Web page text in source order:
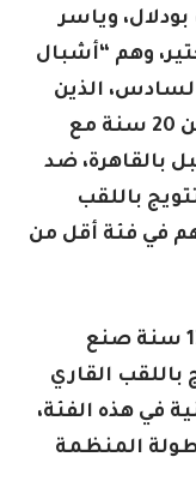
وياسر
وهم “أشبال
الذين
سيخوضون نهائي “الكان” لأقل من 20 سنة مع
بالقاهرة، ضد
باللقب
في فئة أقل من
وكان المنتخب المغربي لأقل من 17 سنة صنع
القاري
في هذه الفئة،
المنظمة